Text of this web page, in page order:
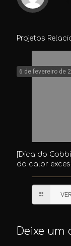
Projetos
6 de fevereiro de
[Dica do
do calor
Deixe um